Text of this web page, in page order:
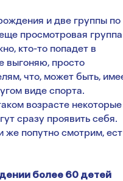
и две группы по
просмотровая группа
кто-то попадет в
выгоняю, просто
что, может быть,
виде спорта.
возрасте некоторые
сразу проявить себя.
попутно смотрим,
более 60 детей